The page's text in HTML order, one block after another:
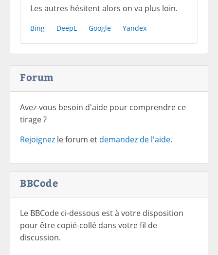
Les autres hésitent alors on va plus loin.
Bing DeepL Google Yandex
Forum
Avez-vous besoin d'aide pour comprendre ce
tirage ?
Rejoignez le forum et demandez de l'aide.
BBCode
Le BBCode ci-dessous est à votre disposition
pour être copié-collé dans votre fil de
discussion.